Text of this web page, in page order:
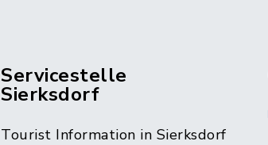
Servicestelle
Sierksdorf
Tourist Information in Sierksdorf